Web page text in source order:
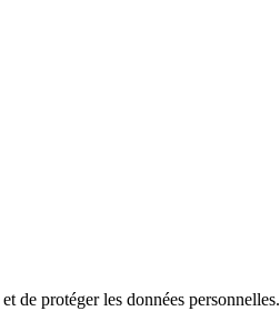
de protéger les données personnelles.